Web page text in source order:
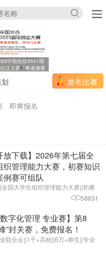
中国光谷3551国
业大赛「粤港澳赛
发布比赛
即将报名
放下载】2026年第七届全
织管理能力大赛，初赛知识
例赛可组队
国大学生组织管理能力大赛||初赛
2026年6月25日||主办单位：中国商
培训分会
58631
数字化管理 专业赛】第8
”封关赛，免费报名！
联合会||1千+高校||6万+师生||专业